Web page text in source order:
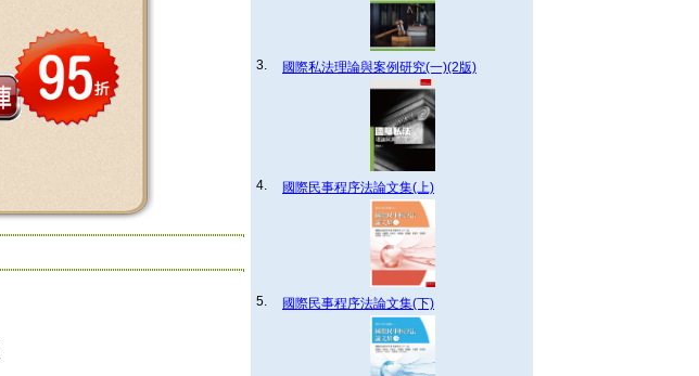
3. 國際私法理論與案例研究(一)(2版)
4. 國際民事程序法論文集(上)
5. 國際民事程序法論文集(下)